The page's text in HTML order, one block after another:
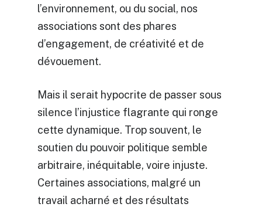
l’environnement, ou du social, nos
associations sont des phares
d’engagement, de créativité et de
dévouement.
Mais il serait hypocrite de passer sous
silence l’injustice flagrante qui ronge
cette dynamique. Trop souvent, le
soutien du pouvoir politique semble
arbitraire, inéquitable, voire injuste.
Certaines associations, malgré un
travail acharné et des résultats